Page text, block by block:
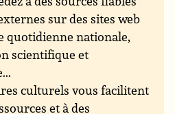
sur des sites web
quotidienne nationale,
scientifique et
culturels vous facilitent
et à des